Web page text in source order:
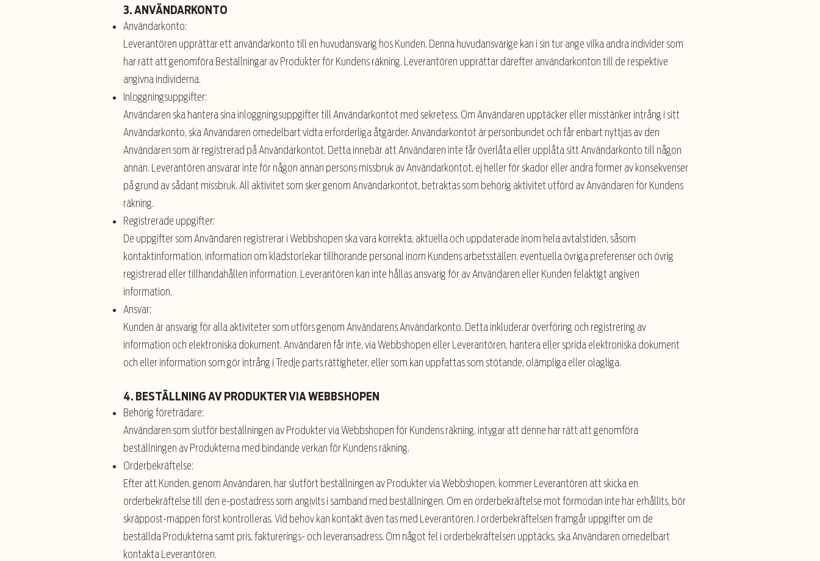
3. ANVÄNDARKONTO
Användarkonto:
Leverantören upprättar ett användarkonto till en huvudansvarig hos Kunden. Denna huvudansvarige kan i sin tur ange vilka andra individer som
har rätt att genomföra Beställningar av Produkter för Kundens räkning. Leverantören upprättar därefter användarkonton till de respektive
angivna individerna.
Inloggningsuppgifter:
Användaren ska hantera sina inloggningsuppgifter till Användarkontot med sekretess. Om Användaren upptäcker eller misstänker intrång i sitt
Användarkonto, ska Användaren omedelbart vidta erforderliga åtgärder. Användarkontot är personbundet och får enbart nyttjas av den
Användaren som är registrerad på Användarkontot. Detta innebär att Användaren inte får överlåta eller upplåta sitt Användarkonto till någon
annan. Leverantören ansvarar inte för någon annan persons missbruk av Användarkontot, ej heller för skador eller andra former av konsekvenser
på grund av sådant missbruk. All aktivitet som sker genom Användarkontot, betraktas som behörig aktivitet utförd av Användaren för Kundens
räkning.
Registrerade uppgifter:
De uppgifter som Användaren registrerar i Webbshopen ska vara korrekta, aktuella och uppdaterade inom hela avtalstiden, såsom
kontaktinformation, information om klädstorlekar tillhörande personal inom Kundens arbetsställen, eventuella övriga preferenser och övrig
registrerad eller tillhandahållen information. Leverantören kan inte hållas ansvarig för av Användaren eller Kunden felaktigt angiven
information.
Ansvar:
Kunden är ansvarig för alla aktiviteter som utförs genom Användarens Användarkonto. Detta inkluderar överföring och registrering av
information och elektroniska dokument. Användaren får inte, via Webbshopen eller Leverantören, hantera eller sprida elektroniska dokument
och eller information som gör intrång i Tredje parts rättigheter, eller som kan uppfattas som stötande, olämpliga eller olagliga.
4. BESTÄLLNING AV PRODUKTER VIA WEBBSHOPEN
Behörig företrädare:
Användaren som slutför beställningen av Produkter via Webbshopen för Kundens räkning, intygar att denne har rätt att genomföra
beställningen av Produkterna med bindande verkan för Kundens räkning.
Orderbekräftelse:
Efter att Kunden, genom Användaren, har slutfört beställningen av Produkter via Webbshopen, kommer Leverantören att skicka en
orderbekräftelse till den e-postadress som angivits i samband med beställningen. Om en orderbekräftelse mot förmodan inte har erhållits, bör
skräppost-mappen först kontrolleras. Vid behov kan kontakt även tas med Leverantören. I orderbekräftelsen framgår uppgifter om de
beställda Produkterna samt pris, fakturerings- och leveransadress. Om något fel i orderbekräftelsen upptäcks, ska Användaren omedelbart
kontakta Leverantören.